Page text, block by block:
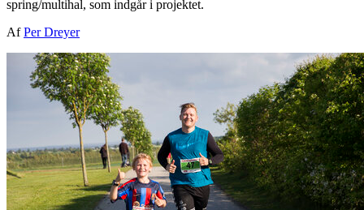
spring/multihal, som indgår i projektet.
AfPer Dreyer